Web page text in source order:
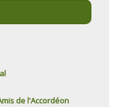
de l'Accordéon